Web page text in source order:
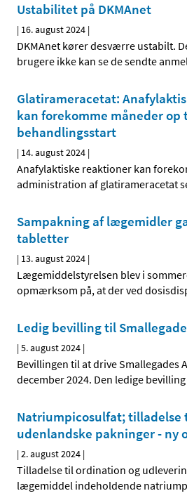
Ustabilitet på DKMAnet
| 16. august 2024 |
DKMAnet kører desværre ustabilt.
brugere ikke kan se de sendte
Glatirameracetat:
kan forekomme måneder op
behandlingsstart
| 14. august 2024 |
Anafylaktiske reaktioner kan
administration af glatirameracetat
Sampakning af lægemidler
tabletter
| 13. august 2024 |
Lægemiddelstyrelsen blev i
opmærksom på, at der ved
Ledig bevilling til
|5. august 2024 |
Bevillingen til at drive Smallegades
december 2024. Den ledige
Natriumpicosulfat; tilladelse
udenlandske pakninger - ny
|2. august 2024 |
Tilladelse til ordination og
lægemiddel indeholdende